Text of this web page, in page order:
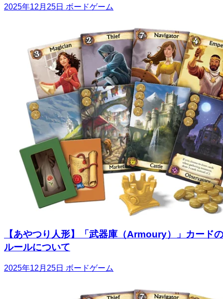
2025年12月25日 ボードゲーム
【あやつり人形】「武器庫（Armoury）」カードの
ルールについて
2025年12月25日 ボードゲーム